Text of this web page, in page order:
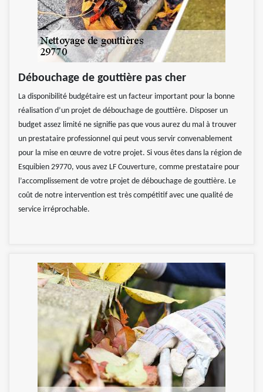
Débouchage de gouttière pas cher
La disponibilité budgétaire est un facteur important pour la bonne
réalisation d’un projet de débouchage de gouttière. Disposer un
budget assez limité ne signifie pas que vous aurez du mal à trouver
un prestataire professionnel qui peut vous servir convenablement
pour la mise en œuvre de votre projet. Si vous êtes dans la région de
Esquibien 29770, vous avez LF Couverture, comme prestataire pour
l’accomplissement de votre projet de débouchage de gouttière. Le
coût de notre intervention est très compétitif avec une qualité de
service irréprochable.